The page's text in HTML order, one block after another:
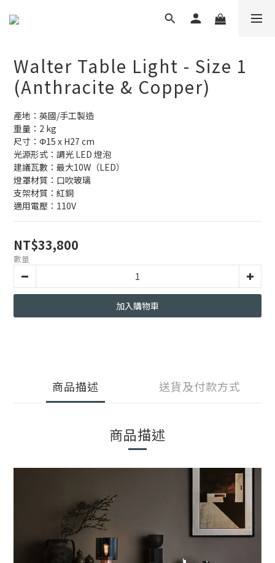
Walter Table Light - Size 1
(Anthracite & Copper)
產地：英國/手工製造
重量：2 kg
尺寸：Φ15 x H27 cm
光源形式：調光 LED 燈泡
建議瓦數：最大10W（LED）
燈罩材質：口吹玻璃
支架材質：紅銅
適用電壓：110V
NT$33,800
數量
加入購物車
商品描述 送貨及付款方式
商品描述